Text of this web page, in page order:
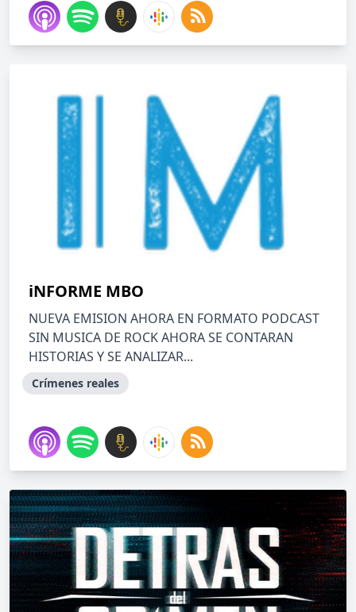
iNFORME MBO
NUEVA EMISION AHORA EN FORMATO PODCAST
SIN MUSICA DE ROCK AHORA SE CONTARAN
HISTORIAS Y SE ANALIZAR...
Crímenes reales